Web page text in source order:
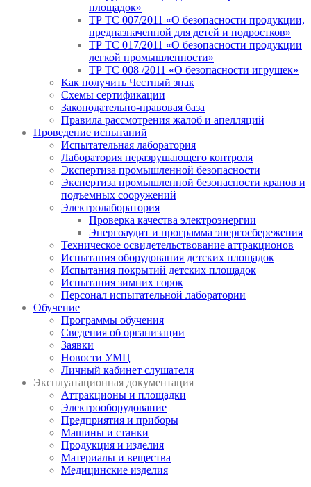
площадок»
ТР ТС 007/2011 «О безопасности продукции,
предназначенной для детей и подростков»
ТР ТС 017/2011 «О безопасности продукции
легкой промышленности»
ТР ТС 008 /2011 «О безопасности игрушек»
Как получить Честный знак
Схемы сертификации
Законодательно-правовая база
Правила рассмотрения жалоб и апелляций
Проведение испытаний
Испытательная лаборатория
Лаборатория неразрушающего контроля
Экспертиза промышленной безопасности
Экспертиза промышленной безопасности кранов и
подъемных сооружений
Электролаборатория
Проверка качества электроэнергии
Энергоаудит и программа энергосбережения
Техническое освидетельствование аттракционов
Испытания оборудования детских площадок
Испытания покрытий детских площадок
Испытания зимних горок
Персонал испытательной лаборатории
Обучение
Программы обучения
Сведения об организации
Заявки
Новости УМЦ
Личный кабинет слушателя
Эксплуатационная документация
Аттракционы и площадки
Электрооборудование
Предприятия и приборы
Машины и станки
Продукция и изделия
Материалы и вещества
Медицинские изделия